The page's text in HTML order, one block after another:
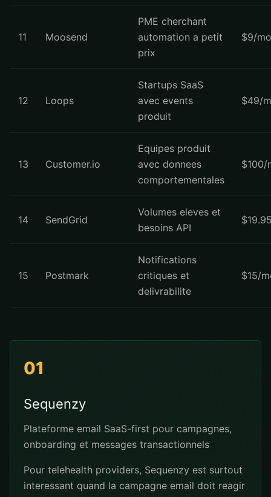
11 Moosend
PME cherchant
automation a petit
prix
$9/
12 Loops
Startups SaaS
avec events
produit
$49/
13 Customer.io
Equipes produit
avec donnees
comportementales
$100/
14 SendGrid
Volumes eleves et
besoins API
15 Postmark
Notifications
critiques et
delivrabilite
$15/
01
Sequenzy
Plateforme email SaaS-first pour campagnes,
onboarding et messages transactionnels
Pour telehealth providers, Sequenzy est surtout
interessant quand la campagne email doit reagir